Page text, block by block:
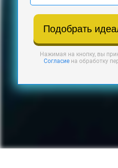
Подобрать
Нажимая на кнопку, вы
Согласиена обработку